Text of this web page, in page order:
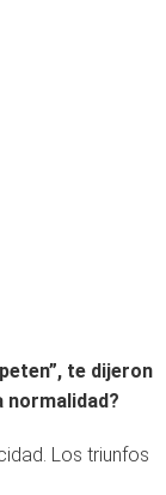
te dijeron
normalidad?
Los triunfos